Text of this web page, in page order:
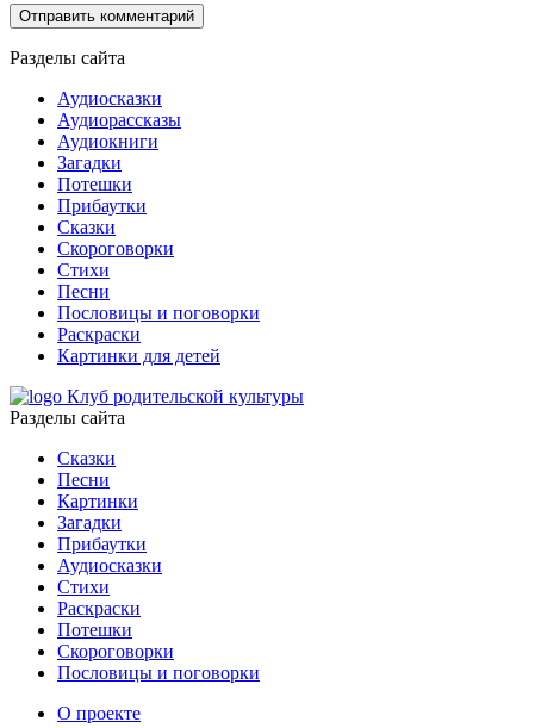
Разделы сайта
Аудиосказки
Аудиорассказы
Аудиокниги
Загадки
Потешки
Прибаутки
Сказки
Скороговорки
Стихи
Песни
Пословицы и поговорки
Раскраски
Картинки для детей
Клуб родительской культуры
Разделы сайта
Сказки
Песни
Картинки
Загадки
Прибаутки
Аудиосказки
Стихи
Раскраски
Потешки
Скороговорки
Пословицы и поговорки
О проекте